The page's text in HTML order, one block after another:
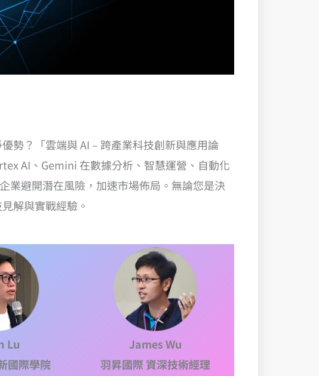
勢？「雲端與 AI – 跨產業科技創新與應用論
AI、Gemini 在數據分析、智慧運營、自動化
業避開潛在風險，加速市場佈局。無論您是決
解與實戰經驗。
Lu
國際學院
James Wu
羽昇國際 資深技術經理